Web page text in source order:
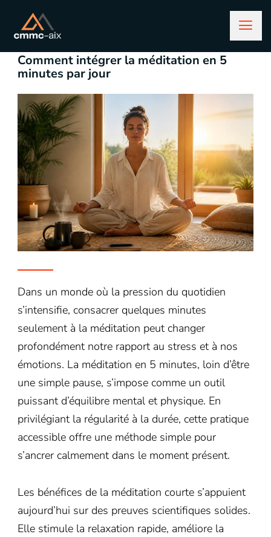
juin 18, 2026
Comment intégrer la méditation en 5
minutes par jour
Dans un monde où la pression du quotidien
s’intensifie, consacrer quelques minutes
seulement à la méditation peut changer
profondément notre rapport au stress et à nos
émotions. La méditation en 5 minutes, loin d’être
une simple pause, s’impose comme un outil
puissant d’équilibre mental et physique. En
privilégiant la régularité à la durée, cette pratique
accessible offre une méthode simple pour
s’ancrer calmement dans le moment présent.
Les bénéfices de la méditation courte s’appuient
aujourd’hui sur des preuves scientifiques solides.
Elle stimule la relaxation rapide, améliore la